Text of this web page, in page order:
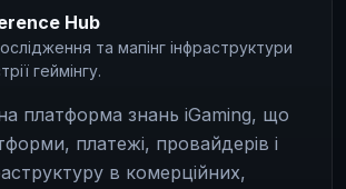
Hub
та мапінг інфраструктури
геймінгу.
платформа знань iGaming, що
платежі, провайдерів і
в комерційних,